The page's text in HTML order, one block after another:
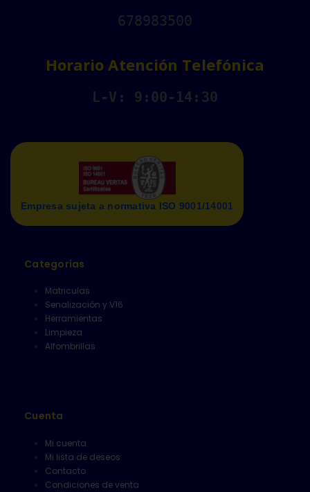
678983500
Horario Atención Telefónica
L-V: 9:00-14:30
Empresa sujeta a normativa ISO 9001/14001
Categorías
Matriculas
Senalización y V16
Herramientas
Limpieza
Alfombrillas
Cuenta
Mi cuenta
Mi lista de deseos
Contacto
Condiciones de venta